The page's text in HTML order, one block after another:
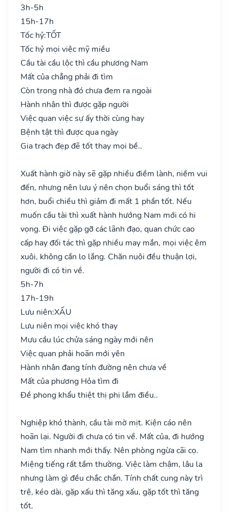
3h-5h
15h-17h
Tốc hỷ:TỐT
Tốc hỷ mọi việc mỹ miều
Cầu tài cầu lộc thì cầu phương Nam
Mất của chẳng phải đi tìm
Còn trong nhà đó chưa đem ra ngoài
Hành nhân thì được gặp người
Việc quan việc sự ấy thời cùng hay
Bệnh tật thì được qua ngày
Gia trạch đẹp đẽ tốt thay mọi bề..
Xuất hành giờ này sẽ gặp nhiều điềm lành, niềm vui
đến, nhưng nên lưu ý nên chọn buổi sáng thì tốt
hơn, buổi chiều thì giảm đi mất 1 phần tốt. Nếu
muốn cầu tài thì xuất hành hướng Nam mới có hi
vọng. Đi việc gặp gỡ các lãnh đạo, quan chức cao
cấp hay đối tác thì gặp nhiều may mắn, mọi việc êm
xuôi, không cần lo lắng. Chăn nuôi đều thuận lợi,
người đi có tin về.
5h-7h
17h-19h
Lưu niên:XẤU
Lưu niên mọi việc khó thay
Mưu cầu lúc chửa sáng ngày mới nên
Việc quan phải hoãn mới yên
Hành nhân đang tính đường nên chưa về
Mất của phương Hỏa tìm đi
Đề phong khẩu thiệt thị phi lắm điều..
Nghiệp khó thành, cầu tài mờ mịt. Kiện cáo nên
hoãn lại. Người đi chưa có tin về. Mất của, đi hướng
Nam tìm nhanh mới thấy. Nên phòng ngừa cãi cọ.
Miệng tiếng rất tầm thường. Việc làm chậm, lâu la
nhưng làm gì đều chắc chắn. Tính chất cung này trì
trệ, kéo dài, gặp xấu thì tăng xấu, gặp tốt thì tăng
tốt.